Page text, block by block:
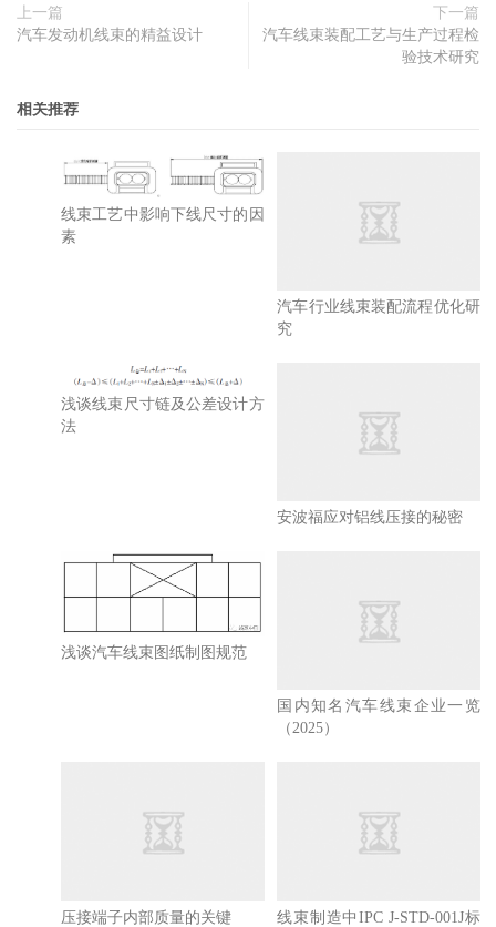
上一篇
汽车发动机线束的精益设计
下一篇
汽车线束装配工艺与生产过程检
验技术研究
相关推荐
线束工艺中影响下线尺寸的因
素
汽车行业线束装配流程优化研
究
浅谈线束尺寸链及公差设计方
法
安波福应对铝线压接的秘密
浅谈汽车线束图纸制图规范
国内知名汽车线束企业一览
（2025）
压接端子内部质量的关键
线束制造中IPC J-STD-001J标